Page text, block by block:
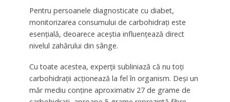
Pentru persoanele diagnosticate cu diabet,
monitorizarea consumului de carbohidrați este
esențială, deoarece aceștia influențează direct
nivelul zahărului din sânge.
Cu toate acestea, experții subliniază că nu toți
carbohidrații acționează la fel în organism. Deși un
măr mediu conține aproximativ 27 de grame de